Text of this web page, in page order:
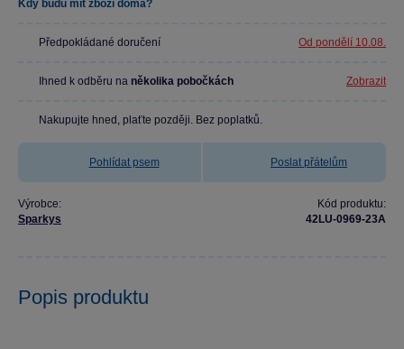
Kdy budu mít zboží doma?
Předpokládané doručení Od pondělí 10.08.
Ihned k odběru na několika pobočkách Zobrazit
Nakupujte hned, plaťte později. Bez poplatků.
Pohlídat psem Poslat přátelům
Výrobce:
Sparkys
Kód produktu:
42LU-0969-23A
Popis produktu